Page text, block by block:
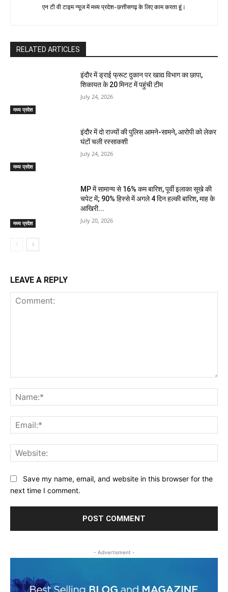
एन टी वी टाइम न्यूज में मध्य प्रदेश-छत्तीसगढ़ के लिए काम करता हूं।
RELATED ARTICLES
मध्य प्रदेश
इंदौर में ड्राई फ्रूट दुकान पर खाद्य विभाग का छापा,
शिकायत के 20 मिनट में पहुंची टीम
July 24, 2026
मध्य प्रदेश
इंदौर में दो राज्यों की पुलिस आमने-सामने, आरोपी को लेकर
घंटों चली रस्साकशी
July 24, 2026
मध्य प्रदेश
MP में सामान्य से 16% कम बारिश, पूर्वी इलाका सूखे की
चपेट में; 90% हिस्से में अगले 4 दिन हल्की बारिश, माह के
आखिरी...
July 20, 2026
LEAVE A REPLY
Save my name, email, and website in this browser for the
next time I comment.
- Advertisment -